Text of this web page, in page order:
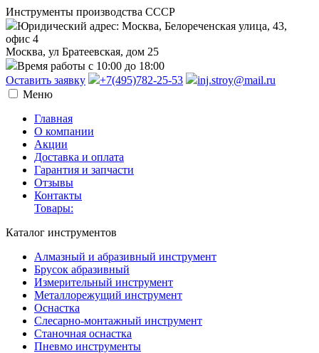
Инструменты производства СССР
Юридический адрес: Москва, Белореченская улица, 43,
офис 4
Москва, ул Братеевская, дом 25
Время работы с 10:00 до 18:00
Оставить заявку
+7(495)782-25-53
inj.stroy@mail.ru
Меню
Главная
О компании
Акции
Доставка и оплата
Гарантия и запчасти
Отзывы
Контакты
Товары:
Каталог инструментов
Алмазный и абразивный инструмент
Брусок абразивный
Измерительный инструмент
Металлорежущий инструмент
Оснастка
Слесарно-монтажный инструмент
Станочная оснастка
Пневмо инструменты